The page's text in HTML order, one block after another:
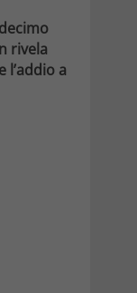
rivela
l’addio a